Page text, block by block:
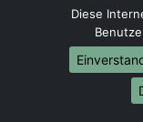
Europa-
Umzug von
Umzug von
Umzug von
Diese